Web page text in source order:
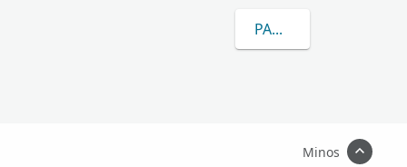
PAGKAT-ON OG
Minos